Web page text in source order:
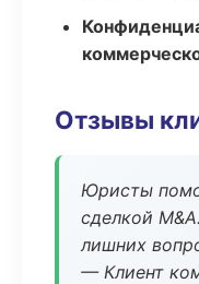
Отзывы
Юристы
сделкой
лишних
— Клиент